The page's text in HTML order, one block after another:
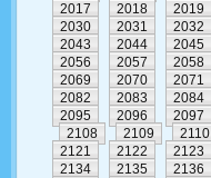
2017
2018 2019
2030
2031 2032
2043
2044 2045
2056
2057 2058
2069
2070 2071
2082
2083 2084
2095
2096 2097
2108
2109 2110
2121
2122 2123
2134
2135 2136